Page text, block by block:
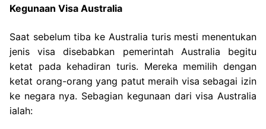
Kegunaan Visa Australia
Saat sebelum tiba ke Australia turis mesti menentukan
jenis visa disebabkan pemerintah Australia begitu
ketat pada kehadiran turis. Mereka memilih dengan
ketat orang-orang yang patut meraih visa sebagai izin
ke negara nya. Sebagian kegunaan dari visa Australia
ialah: